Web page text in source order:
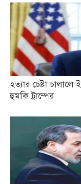
হত্যার চেষ্টা
হুমকি ট্রাম্পের